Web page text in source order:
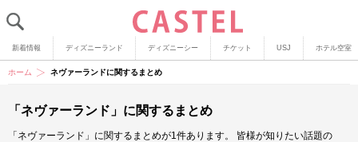
新着情報 ディズニーランド ディズニーシー チケット USJ ホテル空室
ホーム ネヴァーランドに関するまとめ
「ネヴァーランド」に関するまとめ
「ネヴァーランド」に関するまとめが1件あります。
皆様が知りたい話題の